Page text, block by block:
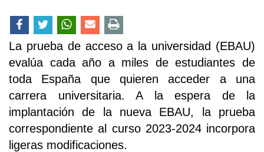
La prueba de acceso a la universidad (EBAU)
evalúa cada año a miles de estudiantes de
toda España que quieren acceder a una
carrera universitaria. A la espera de la
implantación de la nueva EBAU, la prueba
correspondiente al curso 2023-2024 incorpora
ligeras modificaciones.